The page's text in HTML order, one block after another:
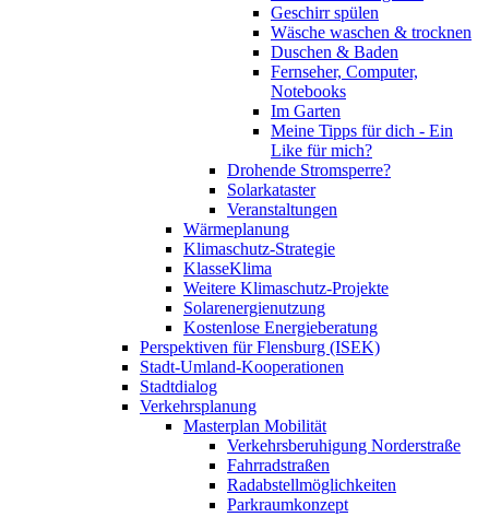
Geschirr spülen
Wäsche waschen & trocknen
Duschen & Baden
Fernseher, Computer,
Notebooks
Im Garten
Meine Tipps für dich - Ein
Like für mich?
Drohende Stromsperre?
Solarkataster
Veranstaltungen
Wärmeplanung
Klimaschutz-Strategie
KlasseKlima
Weitere Klimaschutz-Projekte
Solarenergienutzung
Kostenlose Energieberatung
Perspektiven für Flensburg (ISEK)
Stadt-Umland-Kooperationen
Stadtdialog
Verkehrsplanung
Masterplan Mobilität
Verkehrsberuhigung Norderstraße
Fahrradstraßen
Radabstellmöglichkeiten
Parkraumkonzept